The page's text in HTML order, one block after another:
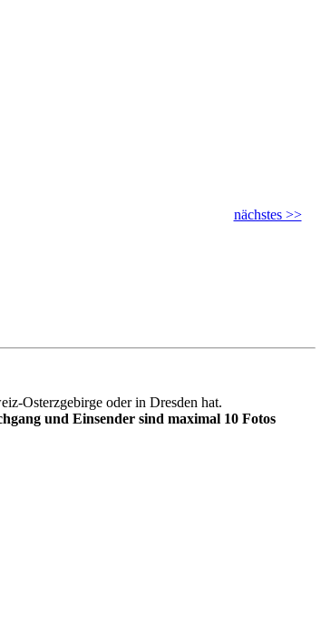
nächstes >>
Osterzgebirge oder in Dresden hat.
und Einsender sind maximal 10 Fotos